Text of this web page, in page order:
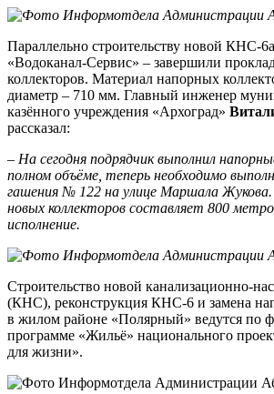
Параллельно строительству новой КНС-
«Водоканал-Сервис» – завершили
коллекторов. Материал напорных
диаметр – 710 мм. Главный инженер
казённого учреждения «Архоград»
рассказал:
– На сегодня подрядчик выполнил
полном объёме, теперь необходимо
гашения № 122 на улице Маршала
новых коллекторов составляет 800
исполнение.
Строительство новой канализационно-
(КНС), реконструкция КНС-6 и замена
в жилом районе «Полярный» ведутся по
программе «Жильё» национального
для жизни».